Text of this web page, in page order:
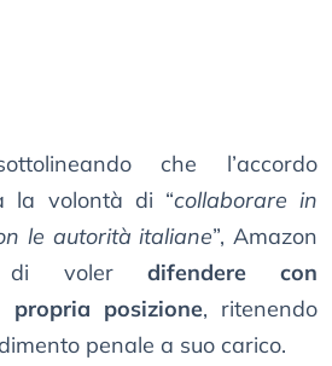
che l’accordo
la volontà di “collaborare in
le autorità italiane”, Amazon
di voler difendere con
propria posizione, ritenendo
penale a suo carico.